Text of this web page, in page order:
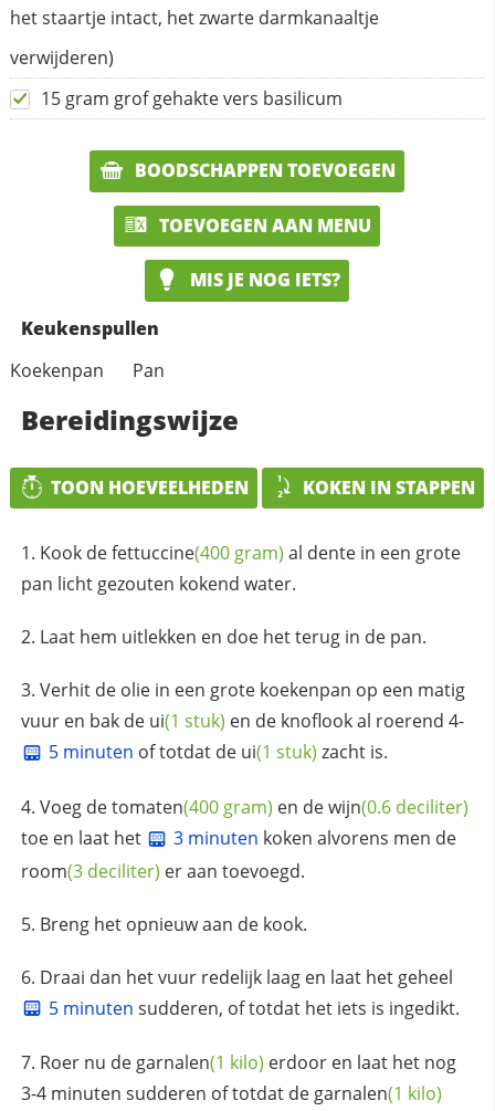
het staartje intact, het zwarte darmkanaaltje
verwijderen)
15 gram grof gehakte vers basilicum
BOODSCHAPPEN TOEVOEGEN
TOEVOEGEN AAN MENU
MIS JE NOG IETS?
Keukenspullen
Koekenpan
Pan
Bereidingswijze
TOON HOEVEELHEDEN KOKEN IN STAPPEN
Kook defettuccine(400 gram) al dente in een grote
pan licht gezouten kokend water.
Laat hem uitlekken en doe het terug in de pan.
Verhit de olie in een grote koekenpan op een matig
vuur en bak de ui(1 stuk) en de knoflook al roerend 4-
5 minuten of totdat de ui(1 stuk) zacht is.
Voeg detomaten(400 gram) en dewijn(0.6 deciliter)
toe en laat het
3 minuten koken alvorens men de
room(3 deciliter) er aan toevoegd.
Breng het opnieuw aan de kook.
Draai dan het vuur redelijk laag en laat het geheel
5 minuten sudderen, of totdat het iets is ingedikt.
Roer nu degarnalen(1 kilo) erdoor en laat het nog
3-4 minuten sudderen of totdat degarnalen(1 kilo)